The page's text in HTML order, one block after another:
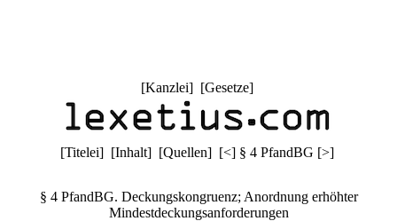
[Kanzlei] [Gesetze]
[Titelei] [Inhalt] [Quellen] [<] § 4 PfandBG [>]
§ 4 PfandBG. Deckungskongruenz; Anordnung erhöhter
Mindestdeckungsanforderungen